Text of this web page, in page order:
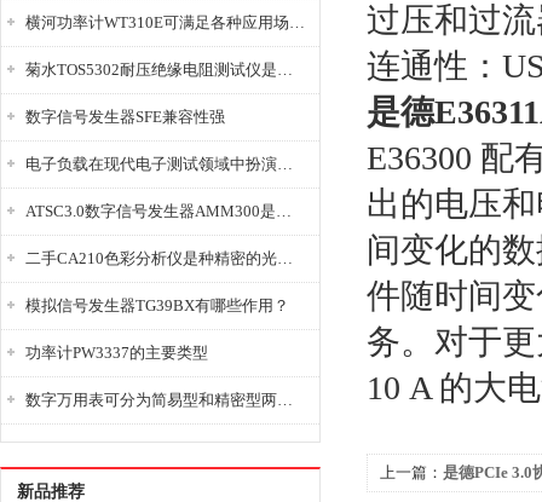
横河功率计WT310E可满足各种应用场景的需求
菊水TOS5302耐压绝缘电阻测试仪是种重要的电气安全检测设备
数字信号发生器SFE兼容性强
电子负载在现代电子测试领域中扮演着重要的角色
ATSC3.0数字信号发生器AMM300是能够产生各种数字信号的电子设备
二手CA210色彩分析仪是种精密的光学测量仪器
模拟信号发生器TG39BX有哪些作用？
功率计PW3337的主要类型
数字万用表可分为简易型和精密型两大类
新品推荐
过压和过
连通性：
是德
E36300 配
出的电压
间变化的
件随时间
务。对于
10 A 的大
上一篇： 是德PCIe 3.0